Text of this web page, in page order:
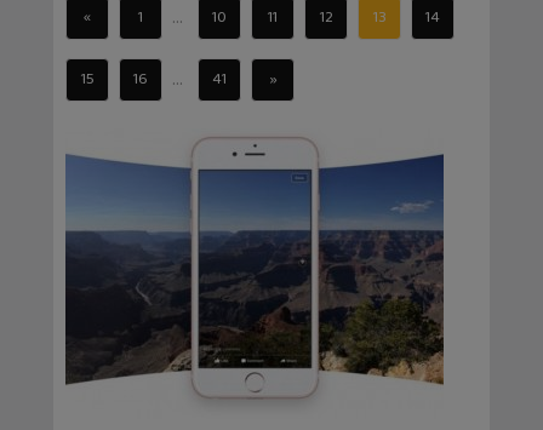
« 1 ... 10 11 12 13 14
15 16 ... 41 »